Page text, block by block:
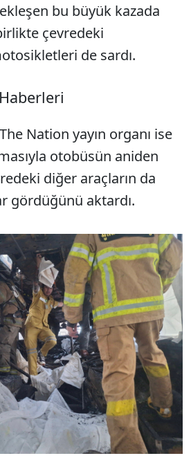
bu büyük kazada
çevredeki
de sardı.
Nation yayın organı ise
otobüsün aniden
diğer araçların da
gördüğünü aktardı.